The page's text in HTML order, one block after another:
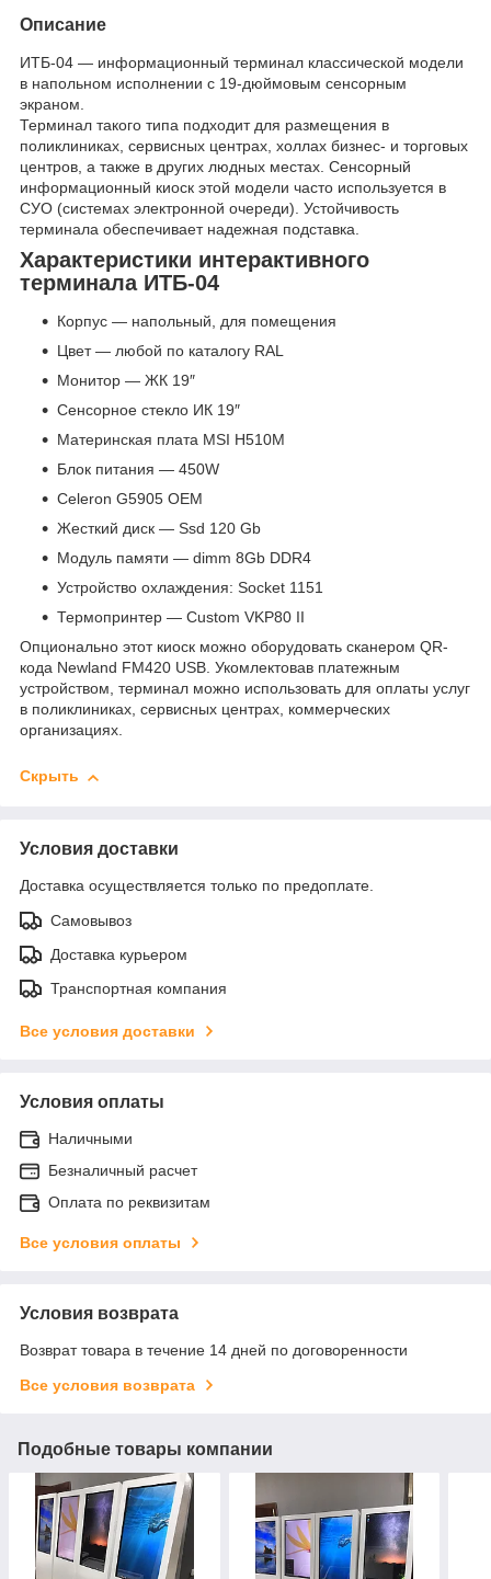
Описание
ИТБ-04 — информационный терминал классической модели
в напольном исполнении с 19-дюймовым сенсорным
экраном.
Терминал такого типа подходит для размещения в
поликлиниках, сервисных центрах, холлах бизнес- и торговых
центров, а также в других людных местах. Сенсорный
информационный киоск этой модели часто используется в
СУО (системах электронной очереди). Устойчивость
терминала обеспечивает надежная подставка.
Характеристики интерактивного
терминала ИТБ-04
Корпус — напольный, для помещения
Цвет — любой по каталогу RAL
Монитор — ЖК 19″
Сенсорное стекло ИК 19″
Материнская плата MSI H510M
Блок питания — 450W
Celeron G5905 OEM
Жесткий диск — Ssd 120 Gb
Модуль памяти — dimm 8Gb DDR4
Устройство охлаждения: Socket 1151
Термопринтер — Custom VKP80 II
Опционально этот киоск можно оборудовать cканером QR-
кода Newland FM420 USB. Укомлектовав платежным
устройством, терминал можно использовать для оплаты услуг
в поликлиниках, сервисных центрах, коммерческих
организациях.
Скрыть
Условия доставки
Доставка осуществляется только по предоплате.
Самовывоз
Доставка курьером
Транспортная компания
Все условия доставки
Условия оплаты
Наличными
Безналичный расчет
Оплата по реквизитам
Все условия оплаты
Условия возврата
Возврат товара в течение 14 дней по договоренности
Все условия возврата
Подобные товары компании